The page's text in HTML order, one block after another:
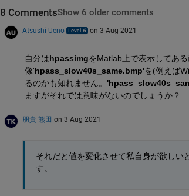
8 CommentsShow 6 older comments
Atsushi Ueno on 3 Aug 2021
自分はhpassimgをMatlab上で表示してある
像'hpass_slow40s_same.bmp'を(例えば
るのかも知れません。
ますがそれでは意味がないのでしょうか？
朋貴 熊田 on 3 Aug 2021
それだと値を変化させて私自身が欲しい
す。